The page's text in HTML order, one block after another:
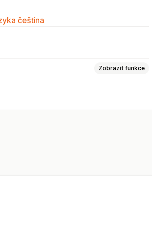
čeština
Zobrazit funkce